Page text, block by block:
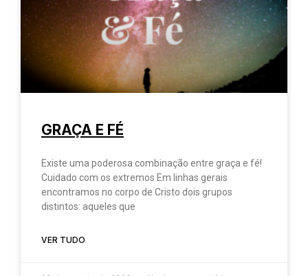
GRAÇA E FÉ
Existe uma poderosa combinação entre graça e fé!
Cuidado com os extremos Em linhas gerais
encontramos no corpo de Cristo dois grupos
distintos: aqueles que
VER TUDO